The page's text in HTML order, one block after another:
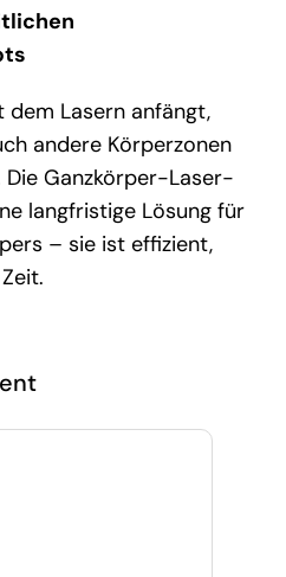
dem Lasern anfängt,
andere Körperzonen
Die Ganzkörper-Laser-
langfristige Lösung für
– sie ist effizient,